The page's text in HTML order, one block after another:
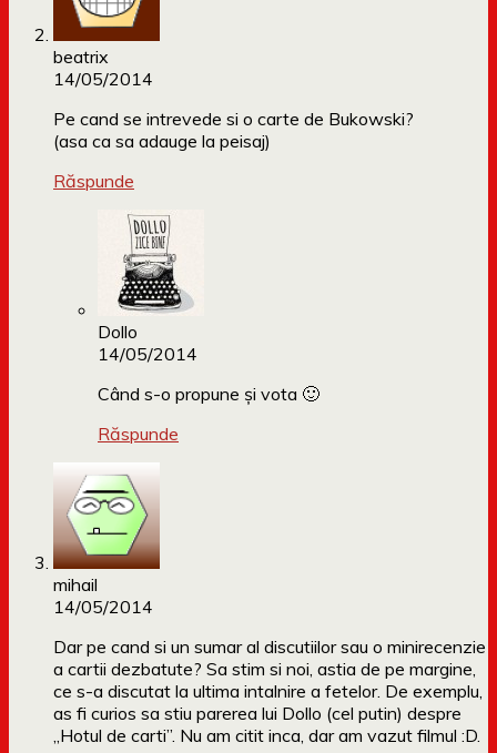
beatrix
14/05/2014
Pe cand se intrevede si o carte de Bukowski?
(asa ca sa adauge la peisaj)
Răspunde
Dollo
14/05/2014
Când s-o propune și vota 🙂
Răspunde
mihail
14/05/2014
Dar pe cand si un sumar al discutiilor sau o minirecenzie
a cartii dezbatute? Sa stim si noi, astia de pe margine,
ce s-a discutat la ultima intalnire a fetelor. De exemplu,
as fi curios sa stiu parerea lui Dollo (cel putin) despre
„Hotul de carti”. Nu am citit inca, dar am vazut filmul :D.